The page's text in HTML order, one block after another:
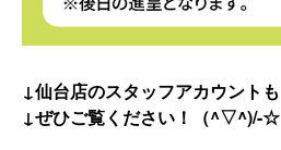
↓仙台店のスタッフアカウントも
↓ぜひご覧ください！（^▽^)/-☆